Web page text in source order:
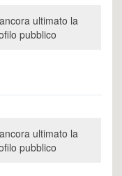
ultimato la
pubblico
ultimato la
pubblico